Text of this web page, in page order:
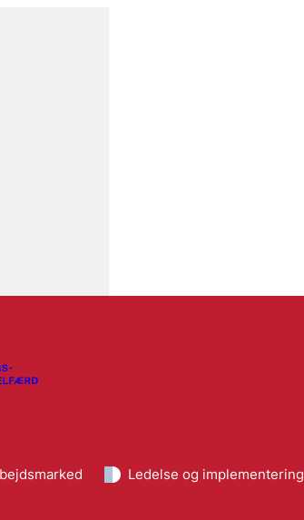
Ledelse og implementering